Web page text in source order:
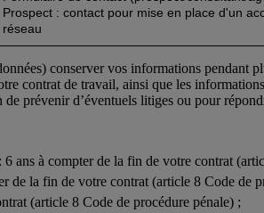
Prospect : contact pour mise en place d'un
réseau
conserver vos informations
contrat de travail, ainsi que les
prévenir d’éventuels litiges ou pour
6 ans à compter de la fin de votre contrat
de la fin de votre contrat (article 8 Code de
(article 8 Code de procédure pénale) ;